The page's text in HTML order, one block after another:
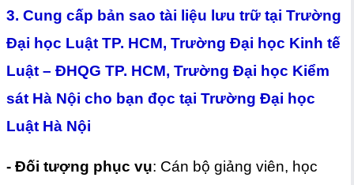
3. Cung cấp bản sao tài liệu lưu trữ tại Trường
Đại học Luật TP. HCM, Trường Đại học Kinh tế
Luật – ĐHQG TP. HCM, Trường Đại học Kiểm
sát Hà Nội cho bạn đọc tại Trường Đại học
Luật Hà Nội
- Đối tượng phục vụ: Cán bộ giảng viên, học